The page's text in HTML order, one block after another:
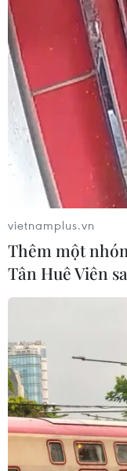
TIN CÙNG
Kim
song phương
vietnamplus.vn
Thêm một
Tân Huê Viên